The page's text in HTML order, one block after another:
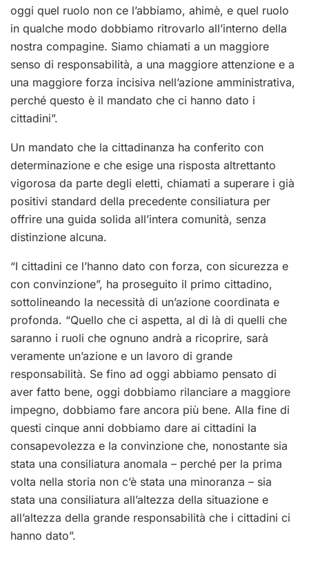
oggi quel ruolo non ce l’abbiamo, ahimè, e quel ruolo
in qualche modo dobbiamo ritrovarlo all’interno della
nostra compagine. Siamo chiamati a un maggiore
senso di responsabilità, a una maggiore attenzione e a
una maggiore forza incisiva nell’azione amministrativa,
perché questo è il mandato che ci hanno dato i
cittadini”.
Un mandato che la cittadinanza ha conferito con
determinazione e che esige una risposta altrettanto
vigorosa da parte degli eletti, chiamati a superare i già
positivi standard della precedente consiliatura per
offrire una guida solida all’intera comunità, senza
distinzione alcuna.
“I cittadini ce l’hanno dato con forza, con sicurezza e
con convinzione”, ha proseguito il primo cittadino,
sottolineando la necessità di un’azione coordinata e
profonda. “Quello che ci aspetta, al di là di quelli che
saranno i ruoli che ognuno andrà a ricoprire, sarà
veramente un’azione e un lavoro di grande
responsabilità. Se fino ad oggi abbiamo pensato di
aver fatto bene, oggi dobbiamo rilanciare a maggiore
impegno, dobbiamo fare ancora più bene. Alla fine di
questi cinque anni dobbiamo dare ai cittadini la
consapevolezza e la convinzione che, nonostante sia
stata una consiliatura anomala – perché per la prima
volta nella storia non c’è stata una minoranza – sia
stata una consiliatura all’altezza della situazione e
all’altezza della grande responsabilità che i cittadini ci
hanno dato”.